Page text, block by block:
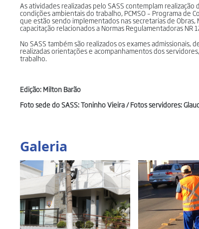
As atividades realizadas pelo SASS contemplam
condições ambientais do trabalho, PCMSO – Programa de
que estão sendo implementados nas secretarias de
capacitação relacionados a Normas Regulamentadoras
No SASS também são realizados os exames
realizadas orientações e acompanhamentos dos
trabalho.
Edição: Milton Barão
Foto sede do SASS: Toninho Vieira / Fotos servidores:
Galeria